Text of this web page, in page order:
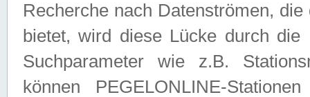
Recherche nach Datenströmen,
bietet, wird diese Lücke durch die
Suchparameter wie z.B.
können PEGELONLINE-